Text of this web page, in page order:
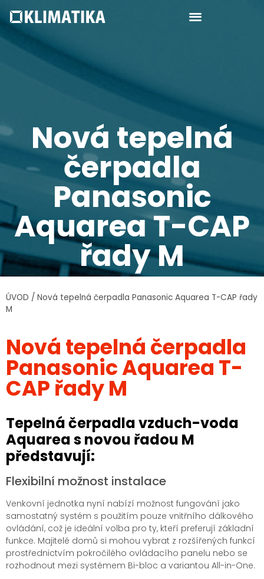
Nová tepelná
čerpadla
Panasonic
Aquarea T-CAP
řady M
ÚVOD / Nová tepelná čerpadla Panasonic Aquarea T-CAP řady
M
Nová tepelná čerpadla
Panasonic Aquarea T-
CAP řady M
Tepelná čerpadla vzduch-voda
Aquarea s novou řadou M
představují:
Flexibilní možnost instalace
Venkovní jednotka nyní nabízí možnost fungování jako
samostatný systém s použitím pouze vnitřního dálkového
ovládání, což je ideální volba pro ty, kteří preferují základní
funkce. Majitelé domů si mohou vybrat z rozšířených funkcí
prostřednictvím pokročilého ovládacího panelu nebo se
rozhodnout mezi systémem Bi-bloc a variantou All-in-One.